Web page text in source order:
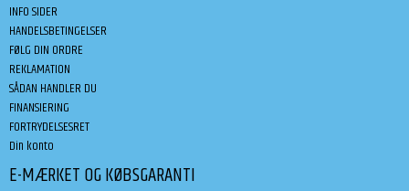
INFO SIDER
HANDELSBETINGELSER
FØLG DIN ORDRE
REKLAMATION
SÅDAN HANDLER DU
FINANSIERING
FORTRYDELSESRET
Din konto
E-MÆRKET OG KØBSGARANTI